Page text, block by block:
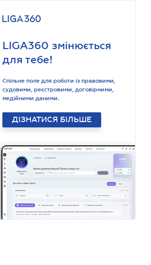
LIGA360 змінюється
для тебе!
Спільне поле для роботи із правовими,
судовими, реєстровими, договірними,
медійними даними.
ДІЗНАТИСЯ БІЛЬШЕ